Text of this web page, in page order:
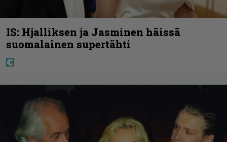
IS: Hjalliksen ja Jasminen häissä
suomalainen supertähti